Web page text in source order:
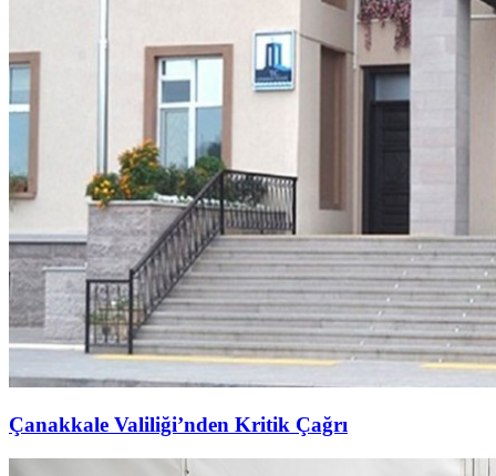
Çanakkale Valiliği’nden Kritik Çağrı